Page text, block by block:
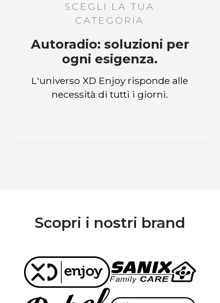
SCEGLI LA TUA
CATEGORIA
Autoradio: soluzioni per
ogni esigenza.
L'universo XD Enjoy risponde alle
necessità di tutti i giorni.
Scopri i nostri brand